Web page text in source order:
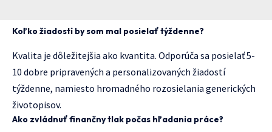
Koľko žiadostí by som mal posielať týždenne?
Kvalita je dôležitejšia ako kvantita. Odporúča sa posielať 5-
10 dobre pripravených a personalizovaných žiadostí
týždenne, namiesto hromadného rozosielania generických
životopisov.
Ako zvládnuť finančny tlak počas hľadania práce?